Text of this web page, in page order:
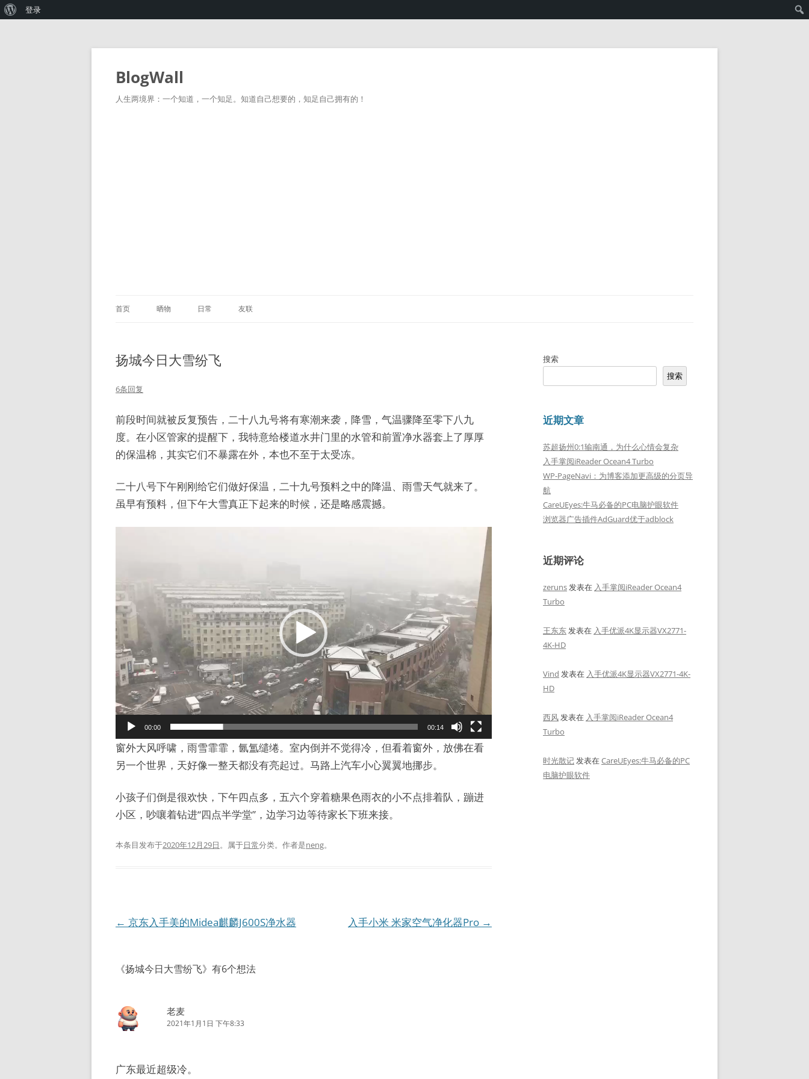
登录
跳
正
文
BlogWall
人生两境界：一个知道，一个知足。知道自己想要的，知足自己拥有的！
首页 晒物 日常 友联
扬城今日大雪纷飞
6条回复
前段时间就被反复预告，二十八九号将有寒潮来袭，降雪，气温骤降至零下八九
度。在小区管家的提醒下，我特意给楼道水井门里的水管和前置净水器套上了厚厚
的保温棉，其实它们不暴露在外，本也不至于太受冻。
二十八号下午刚刚给它们做好保温，二十九号预料之中的降温、雨雪天气就来了。
虽早有预料，但下午大雪真正下起来的时候，还是略感震撼。
放
器
00:00 00:14
窗外大风呼啸，雨雪霏霏，氤氲缱绻。室内倒并不觉得冷，但看着窗外，放佛在看
另一个世界，天好像一整天都没有亮起过。马路上汽车小心翼翼地挪步。
小孩子们倒是很欢快，下午四点多，五六个穿着糖果色雨衣的小不点排着队，蹦进
小区，吵嚷着钻进“四点半学堂”，边学习边等待家长下班来接。
本条目发布于2020年12月29日 。属于日常分类。 作者是neng。
文
导
← 京东入手美的Midea麒麟J600S净水器 入手小米 米家空气净化器Pro →
《扬城今日大雪纷飞》有6个想法
老麦
2021年1月1日 下午8:33
广东最近超级冷。
搜索
搜索
近期文章
苏超扬州0:1输南通，为什么心情会复杂
入手掌阅iReader Ocean4 Turbo
WP-PageNavi：为博客添加更高级的分页导
航
CareUEyes:牛马必备的PC电脑护眼软件
浏览器广告插件AdGuard优于adblock
近期评论
zeruns发表在 入手掌阅iReader Ocean4
Turbo
王东东发表在 入手优派4K显示器VX2771-
4K-HD
Vind 发表在 入手优派4K显示器VX2771-4K-
HD
西风发表在 入手掌阅iReader Ocean4
Turbo
时光散记发表在CareUEyes:牛马必备的PC
电脑护眼软件